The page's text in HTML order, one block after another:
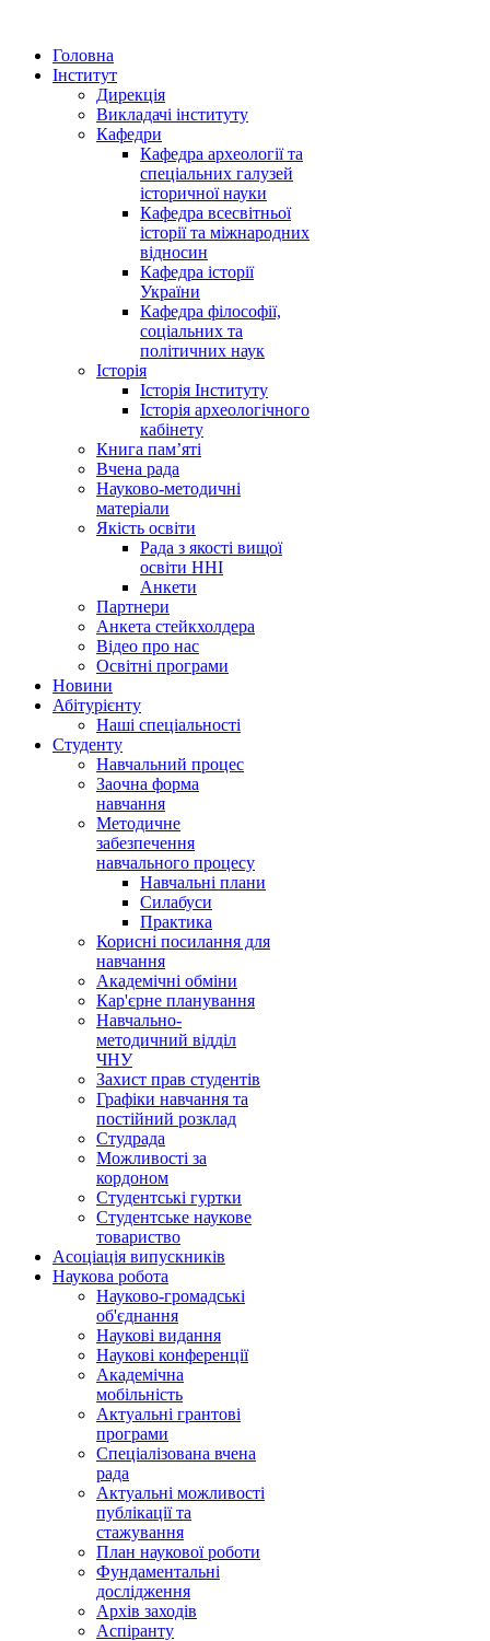
Головна
Інститут
Дирекція
Викладачі інституту
Кафедри
Кафедра археології та
спеціальних галузей
історичної науки
Кафедра всесвітньої
історії та міжнародних
відносин
Кафедра історії
України
Кафедра філософії,
соціальних та
політичних наук
Історія
Історія Інституту
Історія археологічного
кабінету
Книга памʼяті
Вчена рада
Науково-методичні
матеріали
Якість освіти
Рада з якості вищої
освіти ННІ
Анкети
Партнери
Анкета стейкхолдера
Відео про нас
Освітні програми
Hовини
Абітурієнту
Наші спеціальності
Студенту
Навчальний процес
Заочна форма
навчання
Методичне
забезпечення
навчального процесу
Навчальні плани
Силабуси
Практика
Корисні посилання для
навчання
Академічні обміни
Кар'єрне планування
Навчально-
методичний відділ
ЧНУ
Захист прав студентів
Графіки навчання та
постійний розклад
Студрада
Можливості за
кордоном
Студентські гуртки
Студентське наукове
товариство
Асоціація випускників
Наукова робота
Науково-громадські
об'єднання
Наукові видання
Наукові конференції
Академічна
мобільність
Актуальні грантові
програми
Спеціалізована вчена
рада
Актуальні можливості
публікації та
стажування
План наукової роботи
Фундаментальні
дослідження
Архів заходів
Аспіранту